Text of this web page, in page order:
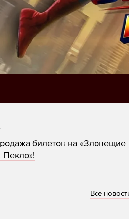
билетов на «Зловещие
Пекло»!
Все